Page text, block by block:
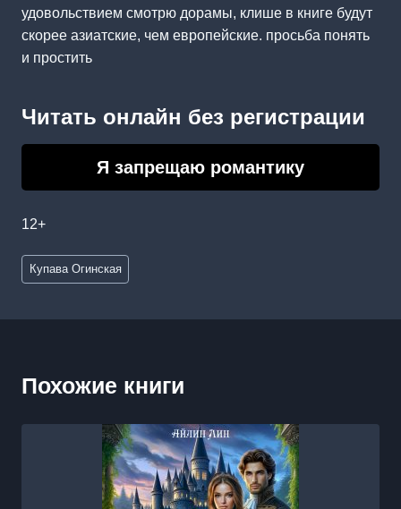
удовольствием смотрю дорамы, клише в книге будут
скорее азиатские, чем европейские. просьба понять
и простить
Читать онлайн без регистрации
Я запрещаю романтику
12+
Метки
записи:
Купава Огинская
Похожие книги